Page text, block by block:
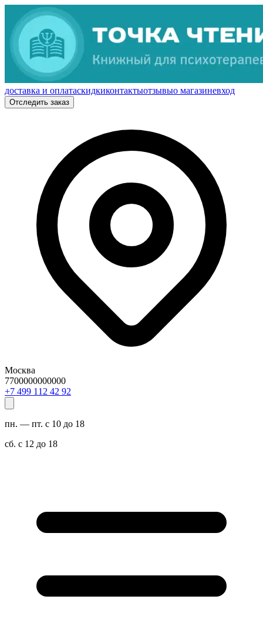
доставка и оплатаскидкиконтактыотзывыо магазиневход
Отследить заказ
Москва
7700000000000
29 24 211 994 7+
пн. — пт. с 10 до 18
сб. с 12 до 18